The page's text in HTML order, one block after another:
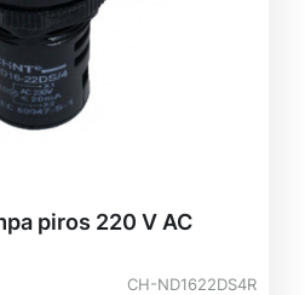
piros 220 V AC
CH-ND1622DS4R